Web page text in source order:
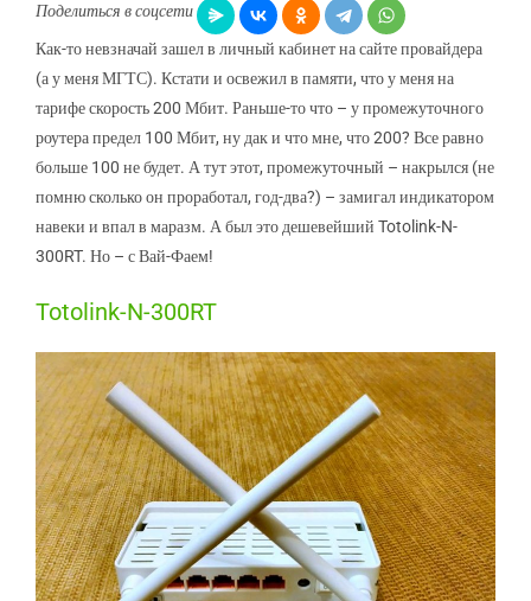
Поделиться в соцсети
Как-то невзначай зашел в личный кабинет на сайте провайдера
(а у меня МГТС). Кстати и освежил в памяти, что у меня на
тарифе скорость 200 Мбит. Раньше-то что – у промежуточного
роутера предел 100 Мбит, ну дак и что мне, что 200? Все равно
больше 100 не будет. А тут этот, промежуточный – накрылся (не
помню сколько он проработал, год-два?) – замигал индикатором
навеки и впал в маразм. А был это дешевейший Totolink-N-
300RT. Но – с Вай-Фаем!
Totolink-N-300RT